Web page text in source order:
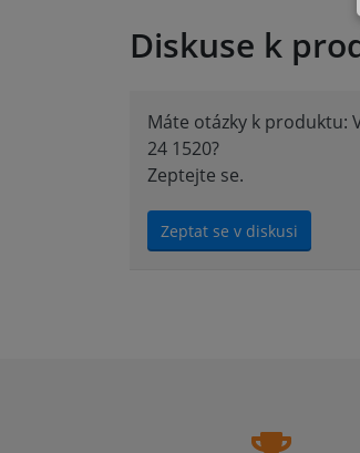
Diskuse k
Máte otázky k produktu:
24 1520?
Zeptejte se.
Zeptat se v diskusi